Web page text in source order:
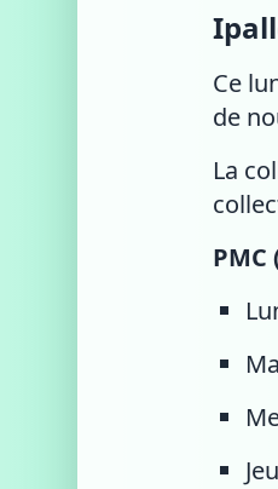
Ce
de
La
PMC